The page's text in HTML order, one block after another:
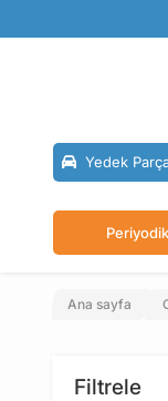
Yedek
Ana sayfa
Filtrele